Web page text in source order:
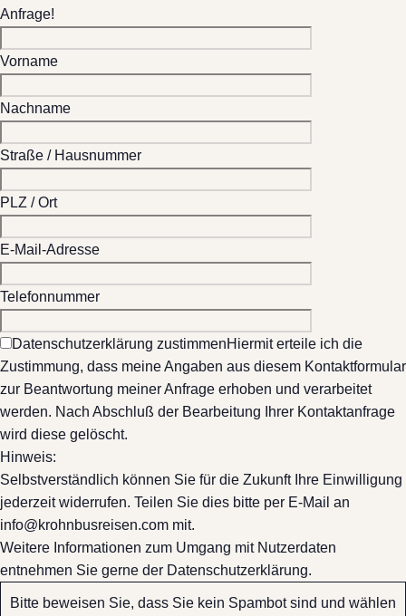
Anfrage!
Vorname
Nachname
Straße / Hausnummer
PLZ / Ort
E-Mail-Adresse
Telefonnummer
Datenschutzerklärung zustimmenHiermit erteile ich die
Zustimmung, dass meine Angaben aus diesem Kontaktformular
zur Beantwortung meiner Anfrage erhoben und verarbeitet
werden. Nach Abschluß der Bearbeitung Ihrer Kontaktanfrage
wird diese gelöscht.
Hinweis:
Selbstverständlich können Sie für die Zukunft Ihre Einwilligung
jederzeit widerrufen. Teilen Sie dies bitte per E-Mail an
info@krohnbusreisen.com mit.
Weitere Informationen zum Umgang mit Nutzerdaten
entnehmen Sie gerne der Datenschutzerklärung.
Bitte beweisen Sie, dass Sie kein Spambot sind und wählen